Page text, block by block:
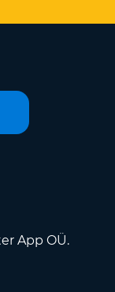
App OÜ.